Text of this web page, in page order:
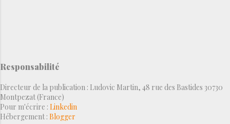
Responsabilité
Directeur de la publication : Ludovic Martin, 48 rue des Bastides 30730
Montpezat (France)
Pour m'écrire : Linkedin
Hébergement : Blogger